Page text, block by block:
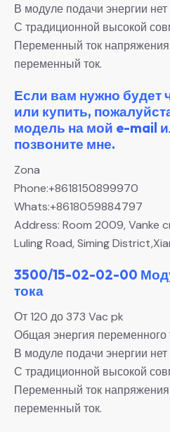
В модуле подачи энергии нет
С традиционной высокой
Переменный ток
переменный ток.
Если вам нужно будет
или купить,
модель на мой e-mail
позвоните мне.
Zona
Phone:+8618150899970
Whats:+8618059884797
Address: Room 2009, Vanke
Luling Road, Siming
3500/15-02-02-00
тока
От 120 до 373 Vac pk
Общая энергия переменного
В модуле подачи энергии нет
С традиционной высокой
Переменный ток
переменный ток.